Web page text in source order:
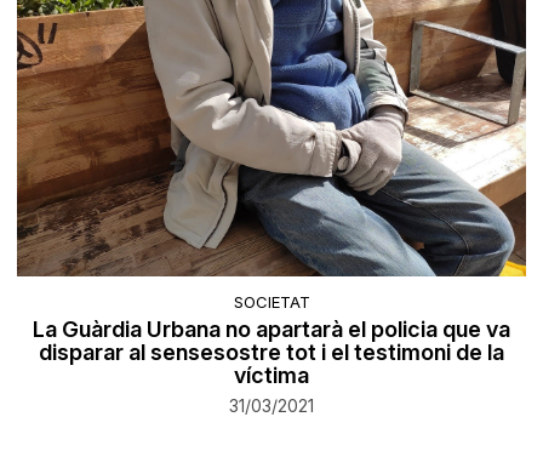
SOCIETAT
La Guàrdia Urbana no apartarà el policia que va
disparar al sensesostre tot i el testimoni de la
víctima
31/03/2021